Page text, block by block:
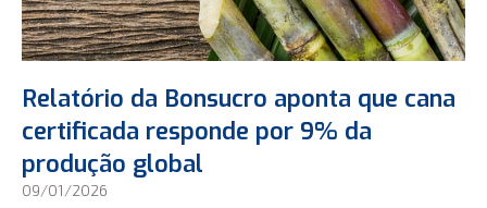
Relatório da Bonsucro aponta que cana
certificada responde por 9% da
produção global
09/01/2026